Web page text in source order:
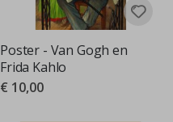
Poster - Van Gogh en
Frida Kahlo
€ 10,00